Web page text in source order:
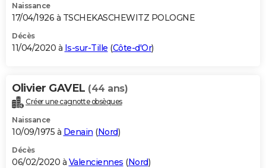
Naissance
17/04/1926 à TSCHEKASCHEWITZ POLOGNE
Décès
11/04/2020 à Is-sur-Tille (Côte-d'Or)
Olivier GAVEL (44 ans)
Créer une cagnotte obsèques
Naissance
10/09/1975 à Denain (Nord)
Décès
06/02/2020 à Valenciennes (Nord)